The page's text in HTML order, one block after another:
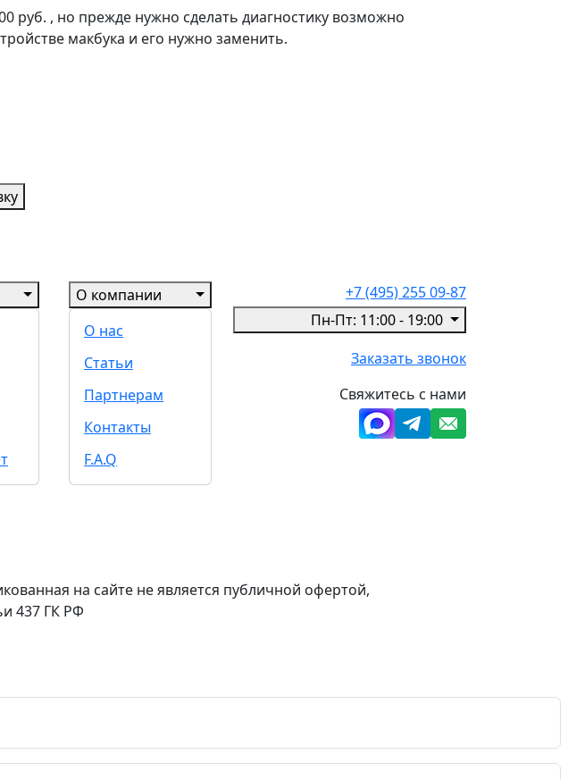
руб. , но прежде нужно сделать диагностику возможно
макбука и его нужно заменить.
О компании
О нас
Статьи
Партнерам
Контакты
F.A.Q
+7 (495) 255 09-87
Пн-Пт: 11:00 - 19:00
Заказать звонок
Свяжитесь с нами
на сайте не является публичной офертой,
437 ГК РФ